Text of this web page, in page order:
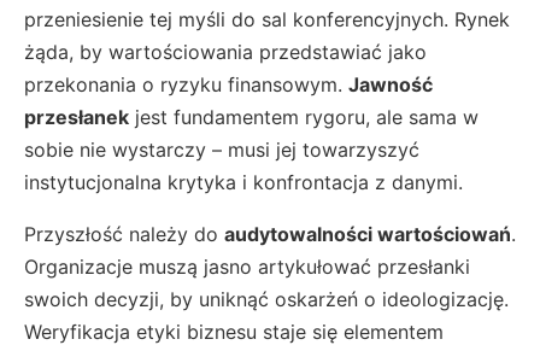
przeniesienie tej myśli do sal konferencyjnych. Rynek
żąda, by wartościowania przedstawiać jako
przekonania o ryzyku finansowym. Jawność
przesłanek jest fundamentem rygoru, ale sama w
sobie nie wystarczy – musi jej towarzyszyć
instytucjonalna krytyka i konfrontacja z danymi.
Przyszłość należy do audytowalności wartościowań.
Organizacje muszą jasno artykułować przesłanki
swoich decyzji, by uniknąć oskarżeń o ideologizację.
Weryfikacja etyki biznesu staje się elementem